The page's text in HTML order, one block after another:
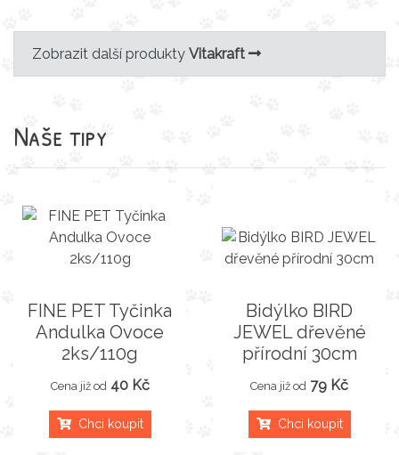
Zobrazit další produkty Vitakraft
Naše tipy
FINE PET Tyčinka
Andulka Ovoce
2ks/110g
Cena již od 40 Kč
Chci koupit
Bidýlko BIRD
JEWEL dřevěné
přírodní 30cm
Cena již od 79 Kč
Chci koupit